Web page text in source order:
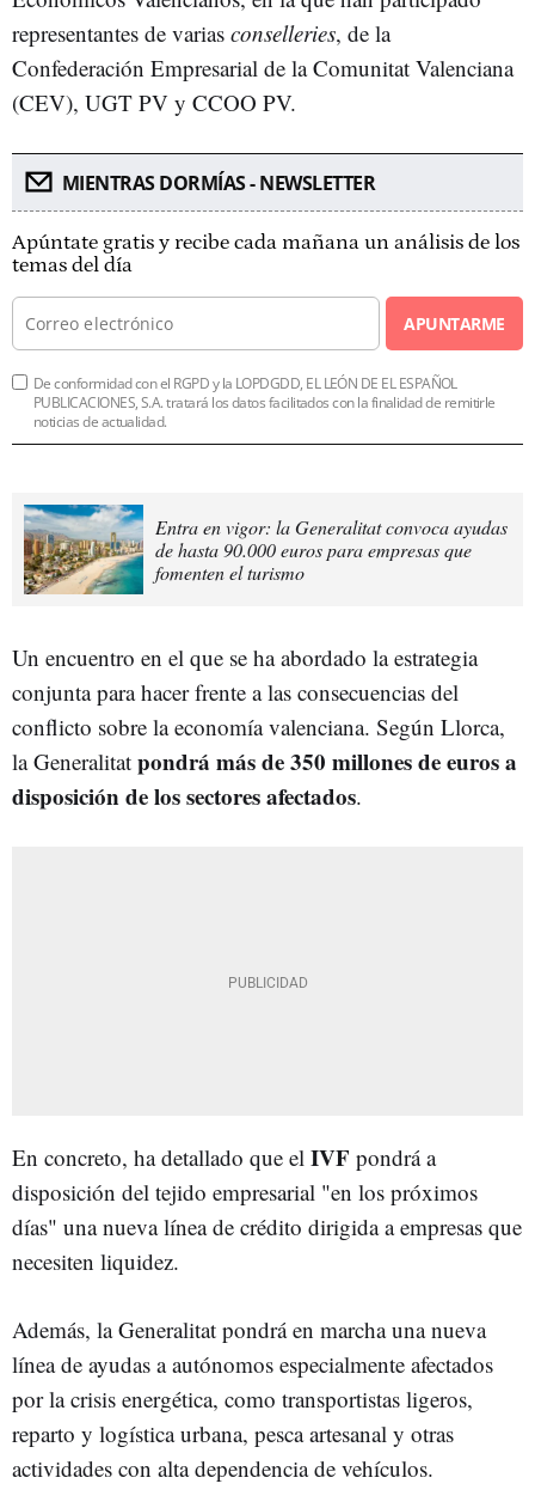
representantes de varias conselleries, de la
Confederación Empresarial de la Comunitat Valenciana
(CEV), UGT PV y CCOO PV.
MIENTRAS DORMÍAS - NEWSLETTER
Apúntate gratis y recibe cada mañana un análisis de los
temas del día
APUNTARME
De conformidad con el RGPD y la LOPDGDD, EL LEÓN DE EL ESPAÑOL
PUBLICACIONES, S.A. tratará los datos facilitados con la finalidad de remitirle
noticias de actualidad.
Entra en vigor: la Generalitat convoca ayudas
de hasta 90.000 euros para empresas que
fomenten el turismo
Un encuentro en el que se ha abordado la estrategia
conjunta para hacer frente a las consecuencias del
conflicto sobre la economía valenciana. Según Llorca,
la Generalitat pondrá más de 350 millones de euros a
disposición de los sectores afectados.
En concreto, ha detallado que el IVF pondrá a
disposición del tejido empresarial "en los próximos
días" una nueva línea de crédito dirigida a empresas que
necesiten liquidez.
Además, la Generalitat pondrá en marcha una nueva
línea de ayudas a autónomos especialmente afectados
por la crisis energética, como transportistas ligeros,
reparto y logística urbana, pesca artesanal y otras
actividades con alta dependencia de vehículos.